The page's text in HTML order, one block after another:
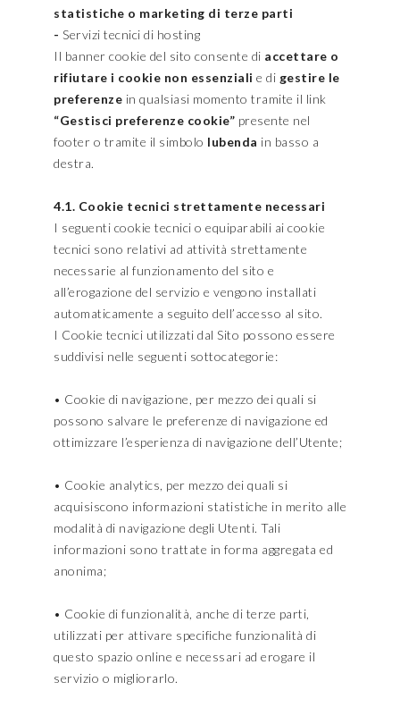
statistiche o marketing di terze parti
- Servizi tecnici di hosting
Il banner cookie del sito consente di accettare o
rifiutare i cookie non essenziali e di gestire le
preferenze in qualsiasi momento tramite il link
“Gestisci preferenze cookie” presente nel
footer o tramite il simbolo Iubenda in basso a
destra.
4.1. Cookie tecnici strettamente necessari
I seguenti cookie tecnici o equiparabili ai cookie
tecnici sono relativi ad attività strettamente
necessarie al funzionamento del sito e
all’erogazione del servizio e vengono installati
automaticamente a seguito dell’accesso al sito.
I Cookie tecnici utilizzati dal Sito possono essere
suddivisi nelle seguenti sottocategorie:
• Cookie di navigazione, per mezzo dei quali si
possono salvare le preferenze di navigazione ed
ottimizzare l’esperienza di navigazione dell’Utente;
• Cookie analytics, per mezzo dei quali si
acquisiscono informazioni statistiche in merito alle
modalità di navigazione degli Utenti. Tali
informazioni sono trattate in forma aggregata ed
anonima;
• Cookie di funzionalità, anche di terze parti,
utilizzati per attivare specifiche funzionalità di
questo spazio online e necessari ad erogare il
servizio o migliorarlo.